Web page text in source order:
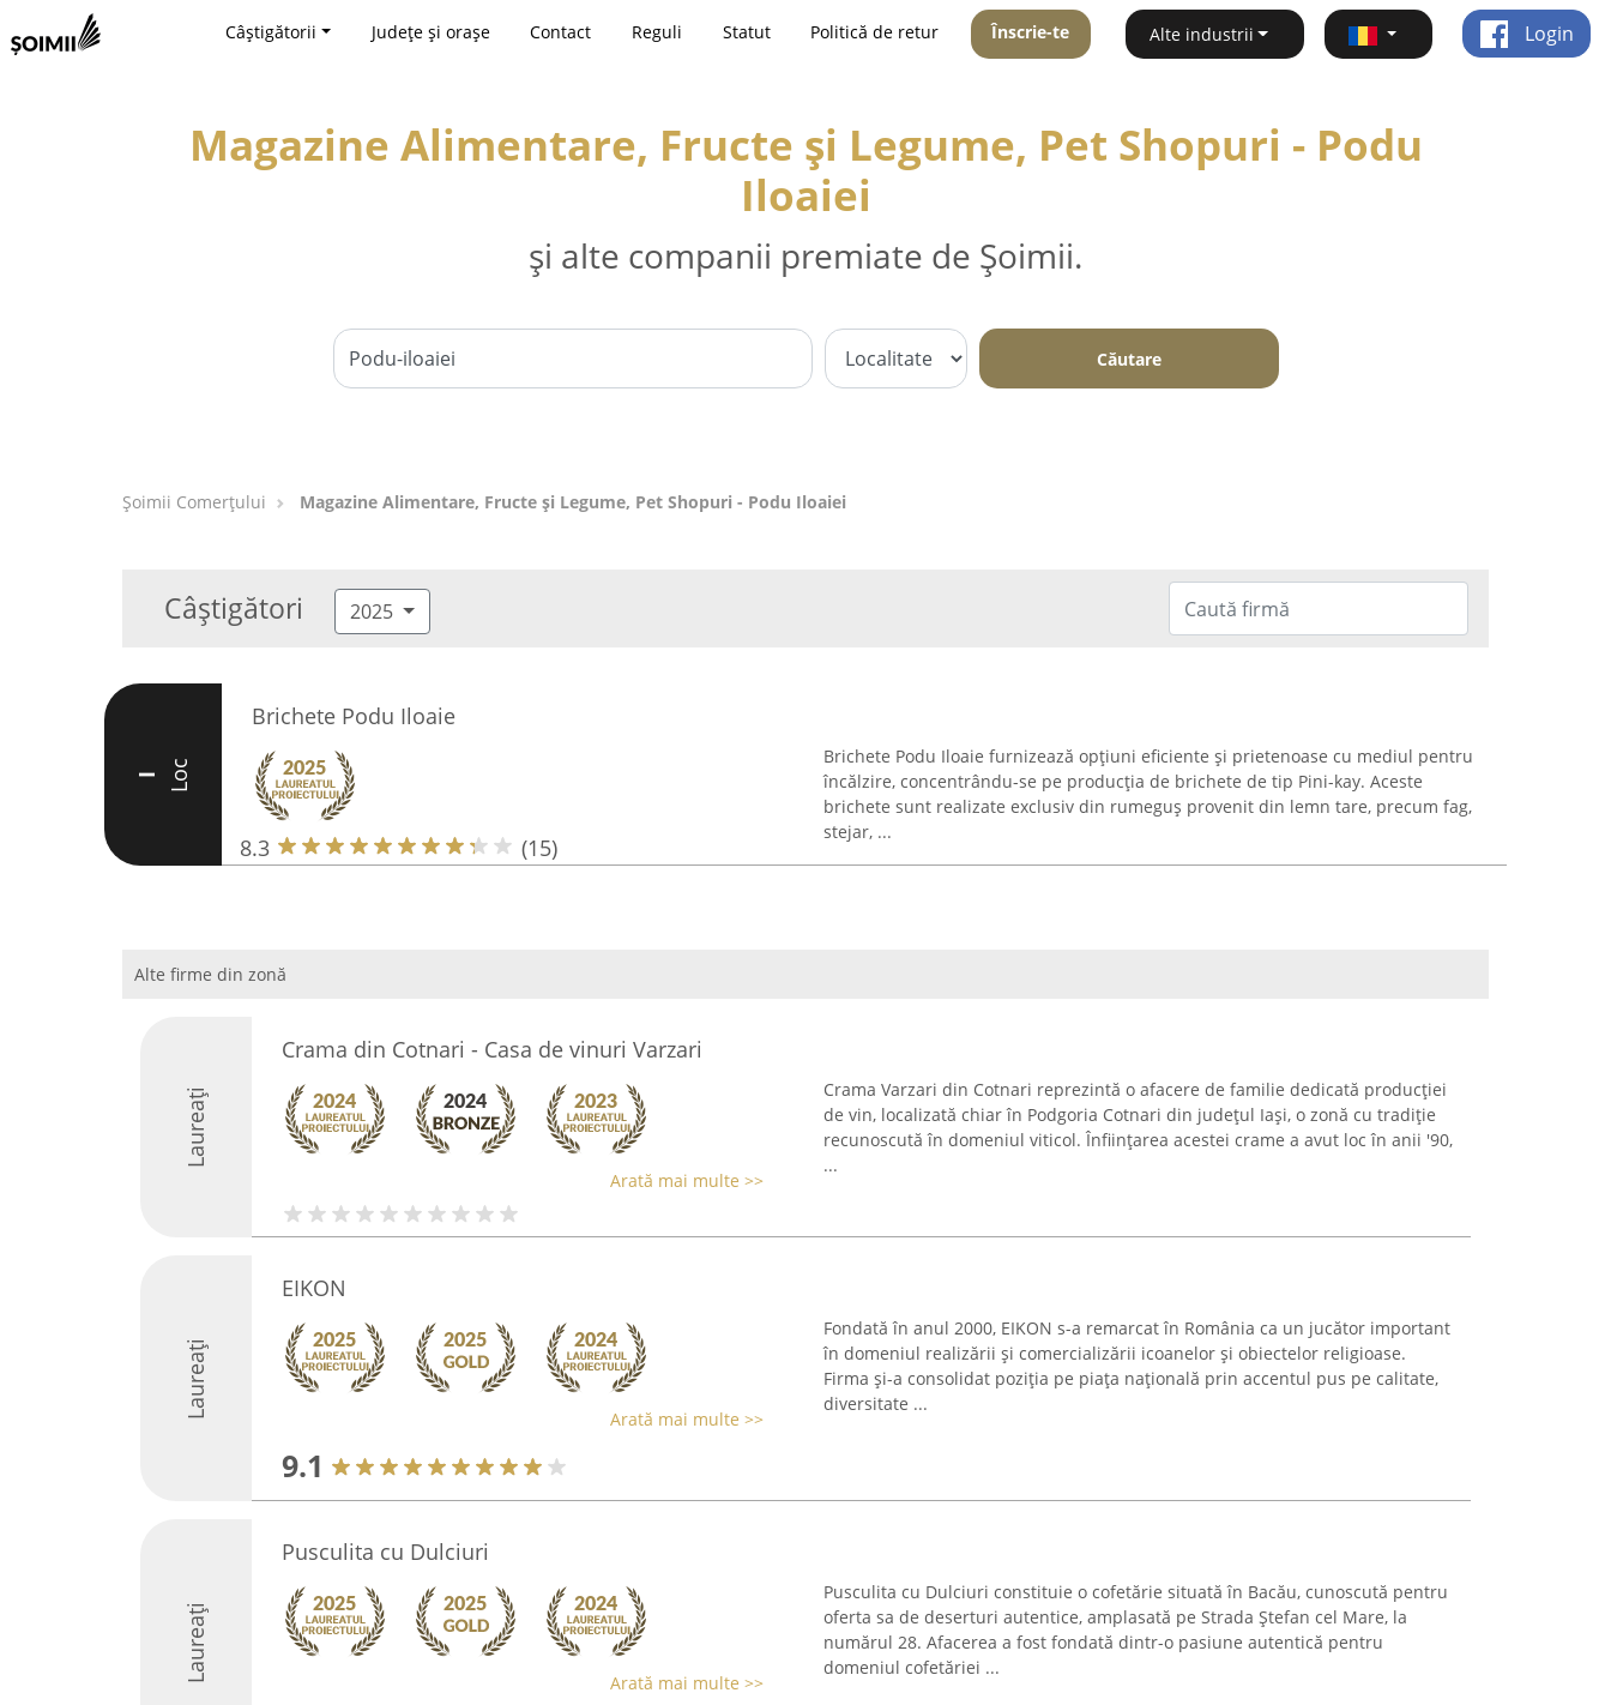
Câștigătorii Județe și orașe Contact Reguli Statut Politică de retur Înscrie-te Alte industrii Login
Magazine Alimentare, Fructe și Legume, Pet Shopuri - Podu
Iloaiei
și alte companii premiate de Șoimii.
Căutare
Șoimii Comerțului Magazine Alimentare, Fructe și Legume, Pet Shopuri - Podu Iloaiei
Câștigători 2025
I Loc
Brichete Podu Iloaie
8.3 (15)
Brichete Podu Iloaie furnizează opțiuni eficiente și prietenoase cu mediul pentru
încălzire, concentrându-se pe producția de brichete de tip Pini-kay. Aceste
brichete sunt realizate exclusiv din rumeguș provenit din lemn tare, precum fag,
stejar, ...
Alte firme din zonă
Laureați
Crama din Cotnari - Casa de vinuri Varzari
Arată mai multe >>
Crama Varzari din Cotnari reprezintă o afacere de familie dedicată producției
de vin, localizată chiar în Podgoria Cotnari din județul Iași, o zonă cu tradiție
recunoscută în domeniul viticol. Înființarea acestei crame a avut loc în anii '90,
...
Laureați
EIKON
Arată mai multe >>
9.1
Fondată în anul 2000, EIKON s-a remarcat în România ca un jucător important
în domeniul realizării și comercializării icoanelor și obiectelor religioase.
Firma și-a consolidat poziția pe piața națională prin accentul pus pe calitate,
diversitate ...
Laureați
Pusculita cu Dulciuri
Arată mai multe >>
Pusculita cu Dulciuri constituie o cofetărie situată în Bacău, cunoscută pentru
oferta sa de deserturi autentice, amplasată pe Strada Ștefan cel Mare, la
numărul 28. Afacerea a fost fondată dintr-o pasiune autentică pentru
domeniul cofetăriei ...